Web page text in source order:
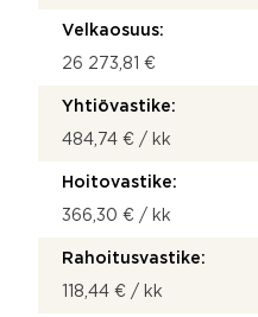
Velkaosuus:
26 273,81 €
Yhtiövastike:
484,74 € / kk
Hoitovastike:
366,30 € / kk
Rahoitusvastike:
118,44 € / kk